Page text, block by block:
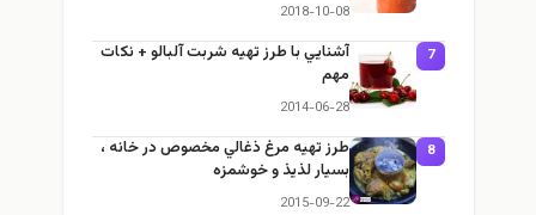
2018-10-08
7
آشنايي با طرز تهيه شربت آلبالو + نكات
مهم
2014-06-28
8
طرز تهيه مرغ ذغالي مخصوص در خانه ،
بسيار لذيذ و خوشمزه
2015-09-22